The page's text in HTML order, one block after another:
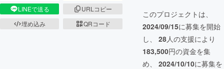
LINEで送る
URLコピー
埋め込み
QRコード
このプロジェクトは、
2024/09/15に募集を開始
し、 28人の支援により
183,500円の資金を集
め、 2024/10/10に募集を